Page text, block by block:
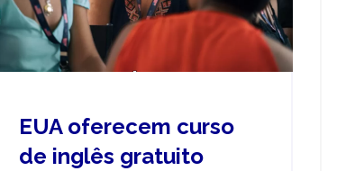
EUA oferecem curso
de inglês gratuito